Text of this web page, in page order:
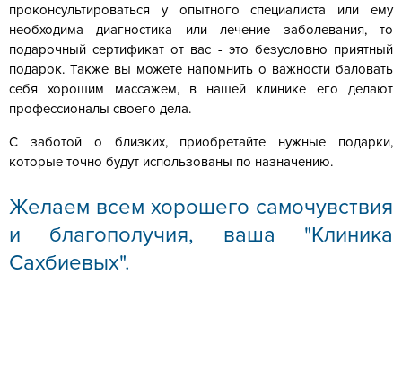
проконсультироваться у опытного специалиста или ему
необходима диагностика или лечение заболевания, то
подарочный сертификат от вас - это безусловно приятный
подарок. Также вы можете напомнить о важности баловать
себя хорошим массажем, в нашей клинике его делают
профессионалы своего дела.
С заботой о близких, приобретайте нужные подарки,
которые точно будут использованы по назначению.
Желаем всем хорошего самочувствия
и благополучия, ваша "Клиника
Сахбиевых".